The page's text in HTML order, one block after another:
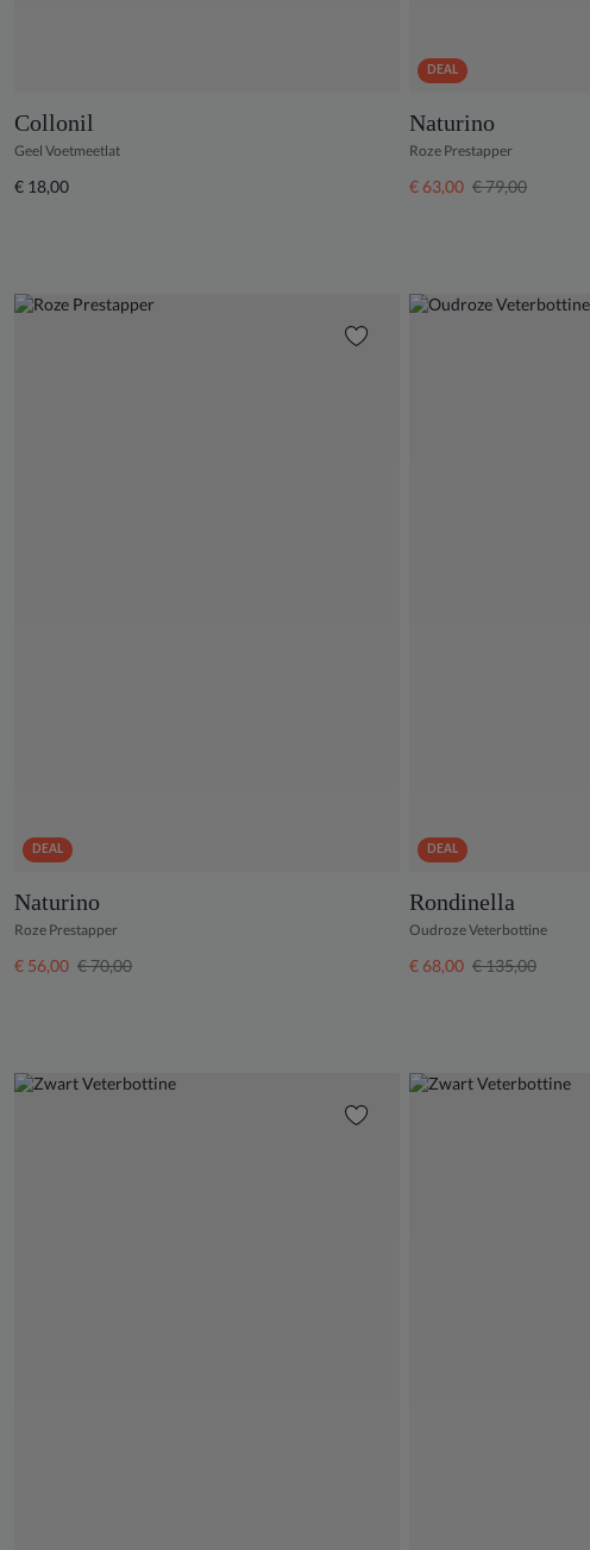
Collonil
Geel Voetmeetlat
€ 18,00
DEAL
Naturino
Roze Prestapper
€ 63,00 € 79,00
DEAL
Naturino
Roze Prestapper
€ 56,00 € 70,00
DEAL
Rondinella
Oudroze Veterbottine
€ 68,00 € 135,00